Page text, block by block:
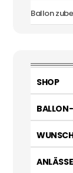
Ballon
SHOP
ANLÄSSE